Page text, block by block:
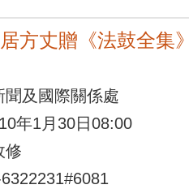
方丈贈《法鼓全集
聞及國際關係處
年1月30日08:00
修